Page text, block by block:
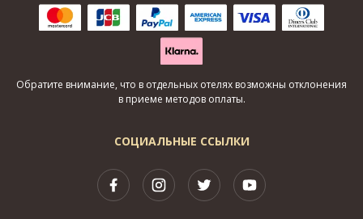
СОЦИАЛЬНЫЕ ССЫЛКИ
Обратите внимание, что в отдельных отелях возможны отклонения
в приеме методов оплаты.